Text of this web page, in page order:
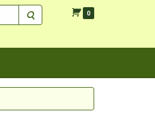
Zoeken 0